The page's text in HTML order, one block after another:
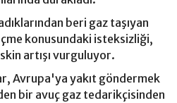
beri gaz taşıyan
konusundaki isteksizliği,
artışı vurguluyor.
Avrupa'ya yakıt göndermek
bir avuç gaz tedarikçisinden